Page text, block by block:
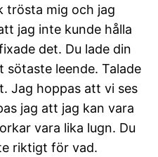
trösta mig och jag
jag inte kunde hålla
det. Du lade din
leende. Talade
Jag hoppas att vi ses
jag att jag kan vara
vara lika lugn. Du
riktigt för vad.